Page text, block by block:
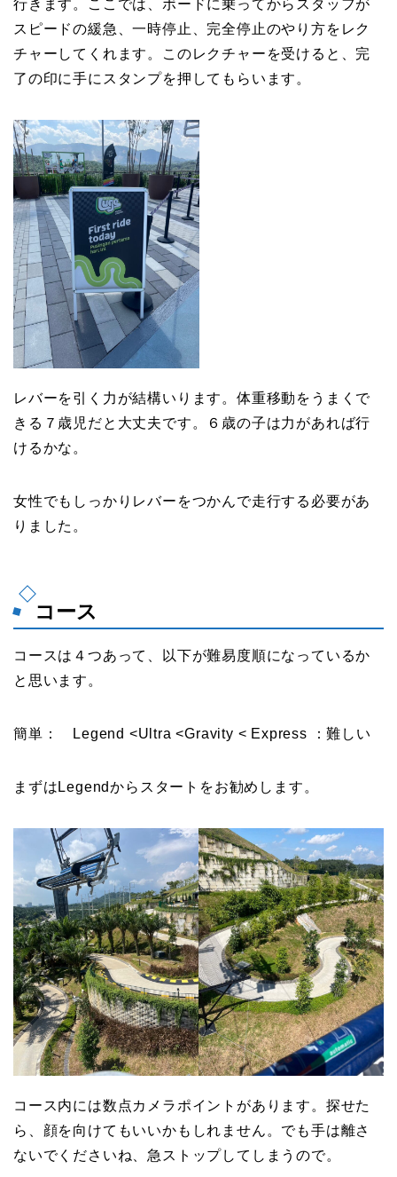
行きます。ここでは、ボードに乗ってからスタッフが
スピードの緩急、一時停止、完全停止のやり方をレク
チャーしてくれます。このレクチャーを受けると、完
了の印に手にスタンプを押してもらいます。
レバーを引く力が結構いります。体重移動をうまくで
きる７歳児だと大丈夫です。６歳の子は力があれば行
けるかな。
女性でもしっかりレバーをつかんで走行する必要があ
りました。
コース
コースは４つあって、以下が難易度順になっているか
と思います。
簡単： Legend <Ultra <Gravity < Express ：難しい
まずはLegendからスタートをお勧めします。
コース内には数点カメラポイントがあります。探せた
ら、顔を向けてもいいかもしれません。でも手は離さ
ないでくださいね、急ストップしてしまうので。